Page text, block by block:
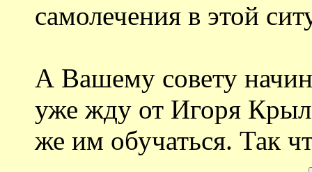
самолечения в этой
А Вашему совету
уже жду от Игоря
же им обучаться. Так